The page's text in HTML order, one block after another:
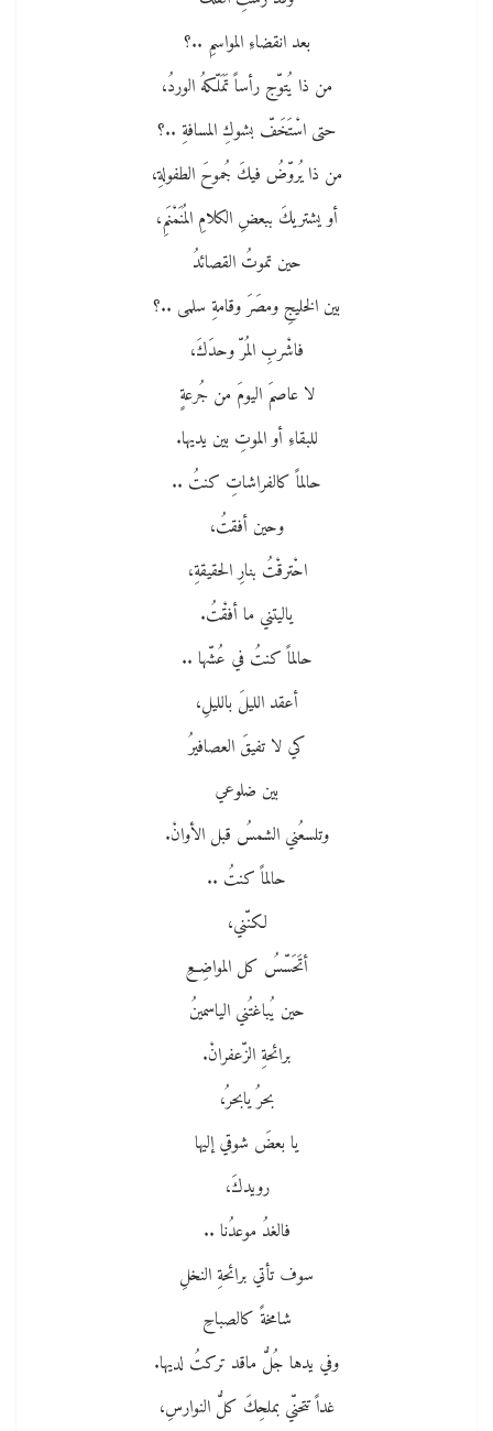
بعد انقضاءِ المواسمِ ..؟
من ذا يُتوّج رأساً تَمَلّكهُ الوردُ،
حتى اسْتَخَفّ بشوكِ المسافةِ ..؟
من ذا يُروّضُ فيكَ جُموحَ الطفولةِ،
أو يشتريكَ ببعضِ الكلامِ المُنَمْنَمِ،
حين تموتُ القصائدُ
بين الخليجِ ومصَرَ وقامةِ سلمى ..؟
فاشْربِ المُرّ وحدَكَ،
لا عاصمَ اليومَ من جُرعةٍ
للبقاءِ أو الموتِ بين يديها.
حالماً كالفراشاتِ كنتُ ..
وحين أفقتُ،
احْترقْتُ بنارِ الحقيقةِ،
ياليتني ما أفقْتُ.
حالماً كنتُ في عُشّها ..
أعقد الليلَ بالليلِ،
كي لا تفيقَ العصافيرُ
بين ضلوعي
وتلسعُني الشمسُ قبل الأوانْ.
حالماً كنتُ ..
لكنّني،
أتَحَسّسُ كل المواضِعِ
حين يُباغتُني الياسمينُ
برائحةِ الزّعفرانْ.
بحرُ يابحرُ،
يا بعضَ شوقي إليها
رويدكَ،
فالغدُ موعدُنا ..
سوف تأتي برائحةِ النخلِ
شامخةً كالصباحِ
وفي يدها جُلُّ ماقد تركتُ لديها.
غداً تتحنّي بملحِكَ كلُّ النوارسِ،